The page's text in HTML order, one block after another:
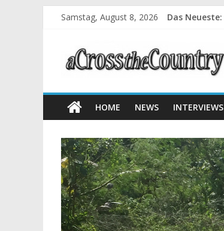
Samstag, August 8, 2026 Das Neueste:
HOME NEWS INTERVIEWS